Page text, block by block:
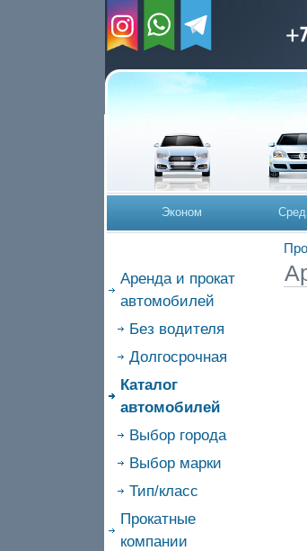
Эконом
Аренда и прокат
автомобилей
Без водителя
Долгосрочная
Каталог
автомобилей
Выбор города
Выбор марки
Тип/класс
Прокатные
компании